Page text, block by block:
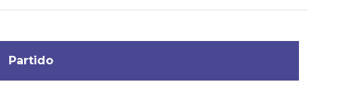
Partido